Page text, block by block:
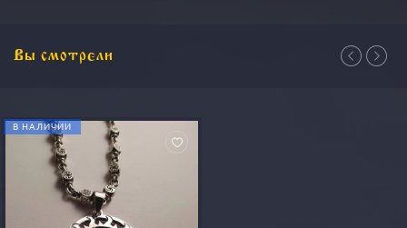
Способы доставки изделия:
комиссия за почтовый перевод.
2. Курьером
в руки(1-7 дней) - 950₽.
3. Пункты выдачи CDEK
4 Доставка в другие страны
БЕСПЛАТНАЯдоставка любым вариантом на сумму от
При полной оплате до отправки.
Вы смотрели
В НАЛИЧИИ